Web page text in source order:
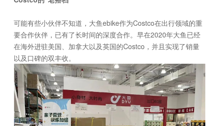
可能有些小伙伴不知道，大鱼ebike作为Costco在出行领域的重
要合作伙伴，已有了长时间的深度合作。早在2020年大鱼已经
在海外进驻美国、加拿大以及英国的Costco，并且实现了销量
以及口碑的双丰收。